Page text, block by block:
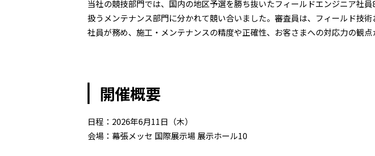
当社の競技部門では、国内の地区予選を勝ち抜いたフィールドエンジニア社
扱うメンテナンス部門に分かれて競い合いました。審査員は、フィールド技
社員が務め、施工・メンテナンスの精度や正確性、お客さまへの対応力の観
開催概要
日程：2026年6月11日（木）
会場：幕張メッセ 国際展示場 展示ホール10